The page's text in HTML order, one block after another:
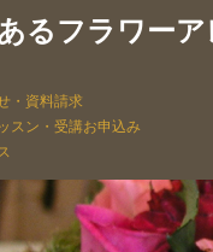
るフラワーア
・資料請求
スン・受講お申込み